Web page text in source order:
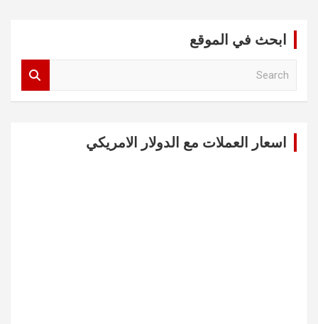
ابحث في الموقع
اسعار العملات مع الدولار الامريكي